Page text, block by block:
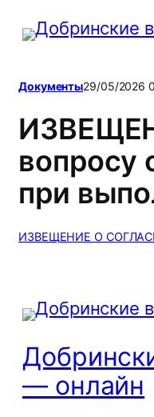
Перейти
Документы29/05/2026
вопросу
при
ИЗВЕЩЕНИЕ О
— онлайн